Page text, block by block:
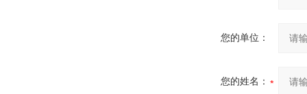
您的单位：
您的姓名：